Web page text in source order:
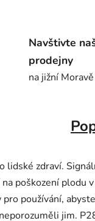
Navštivte
prodejny
na jižní Moravě
lidské zdraví.
poškození
používání,
jim.